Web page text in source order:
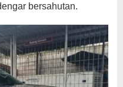
bersahutan.